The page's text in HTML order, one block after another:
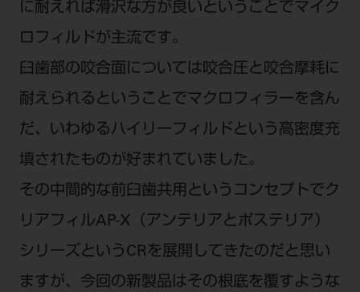
に耐えれば滑沢な方が良いということでマイク
ロフィルドが主流です。
臼歯部の咬合面については咬合圧と咬合摩耗に
耐えられるということでマクロフィラーを含ん
だ、いわゆるハイリーフィルドという高密度充
填されたものが好まれていました。
その中間的な前臼歯共用というコンセプトでク
リアフィルAP-X（アンテリアとポステリア）
シリーズというCRを展開してきたのだと思い
ますが、今回の新製品はその根底を覆すような